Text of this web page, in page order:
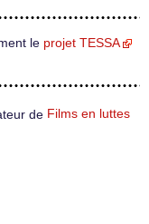
le projet TESSA
de Films en luttes